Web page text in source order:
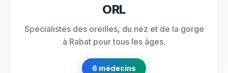
ORL
Spécialistes des oreilles, du nez et de la gorge
à Rabat pour tous les âges.
6 médecins